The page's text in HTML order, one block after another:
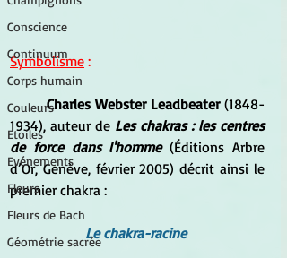
Conscience
Continuum
Corps humain
Couleurs
Etoiles
Evénements
Fleurs
Fleurs de Bach
Géométrie sacrée
Symbolisme :
Charles Webster Leadbeater (1848-
1934), auteur de Les chakras : les centres
de force dans l'homme (Éditions Arbre
d’Or, Genève, février 2005) décrit ainsi le
premier chakra :
Le chakra-racine